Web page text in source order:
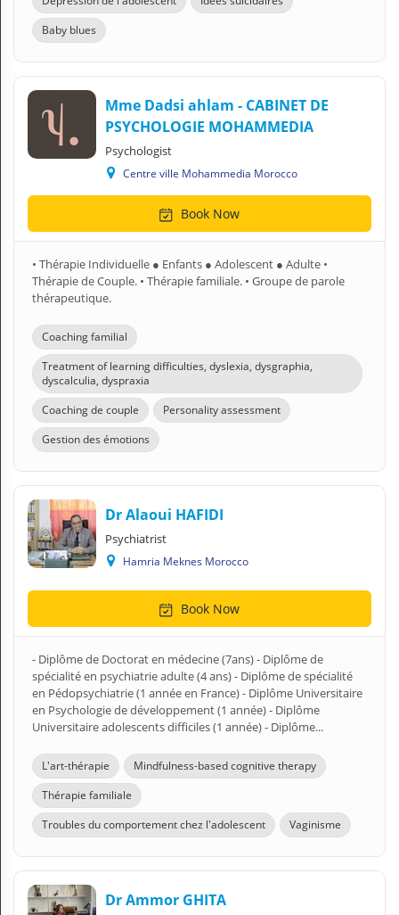
Baby blues
Mme Dadsi ahlam - CABINET DE
PSYCHOLOGIE MOHAMMEDIA
Psychologist
Centre ville Mohammedia Morocco
Book Now
• Thérapie Individuelle ● Enfants ● Adolescent ● Adulte •
Thérapie de Couple. • Thérapie familiale. • Groupe de parole
thérapeutique.
Coaching familial
Treatment of learning difficulties, dyslexia, dysgraphia,
dyscalculia, dyspraxia
Coaching de couple
Personality assessment
Gestion des émotions
Dr Alaoui HAFIDI
Psychiatrist
Hamria Meknes Morocco
Book Now
- Diplôme de Doctorat en médecine (7ans) - Diplôme de
spécialité en psychiatrie adulte (4 ans) - Diplôme de spécialité
en Pédopsychiatrie (1 année en France) - Diplôme Universitaire
en Psychologie de développement (1 année) - Diplôme
Universitaire adolescents difficiles (1 année) - Diplôme...
L'art-thérapie
Mindfulness-based cognitive therapy
Thérapie familiale
Troubles du comportement chez l'adolescent
Vaginisme
Dr Ammor GHITA